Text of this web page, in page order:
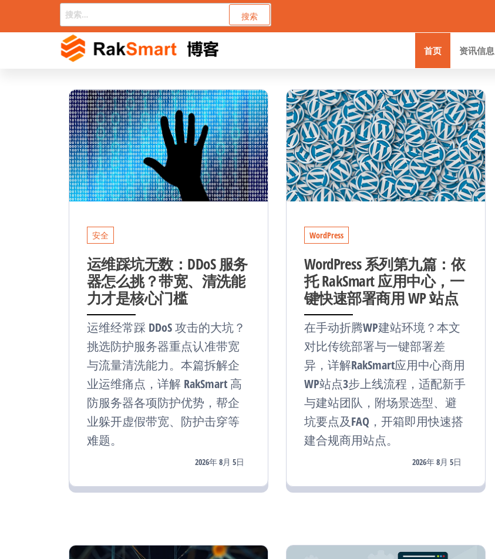
搜
索：
首页 资讯信息
安全
运维踩坑无数：DDoS 服务
器怎么挑？带宽、清洗能
力才是核心门槛
运维经常踩 DDoS 攻击的大坑？
挑选防护服务器重点认准带宽
与流量清洗能力。本篇拆解企
业运维痛点，详解 RakSmart 高
防服务器各项防护优势，帮企
业躲开虚假带宽、防护击穿等
难题。
2026年 8月 5日
WordPress
WordPress 系列第九篇：依
托 RakSmart 应用中心，一
键快速部署商用 WP 站点
在手动折腾WP建站环境？本文
对比传统部署与一键部署差
异，详解RakSmart应用中心商用
WP站点3步上线流程，适配新手
与建站团队，附场景选型、避
坑要点及FAQ，开箱即用快速搭
建合规商用站点。
2026年 8月 5日